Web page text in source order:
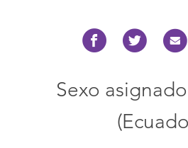
Sexo